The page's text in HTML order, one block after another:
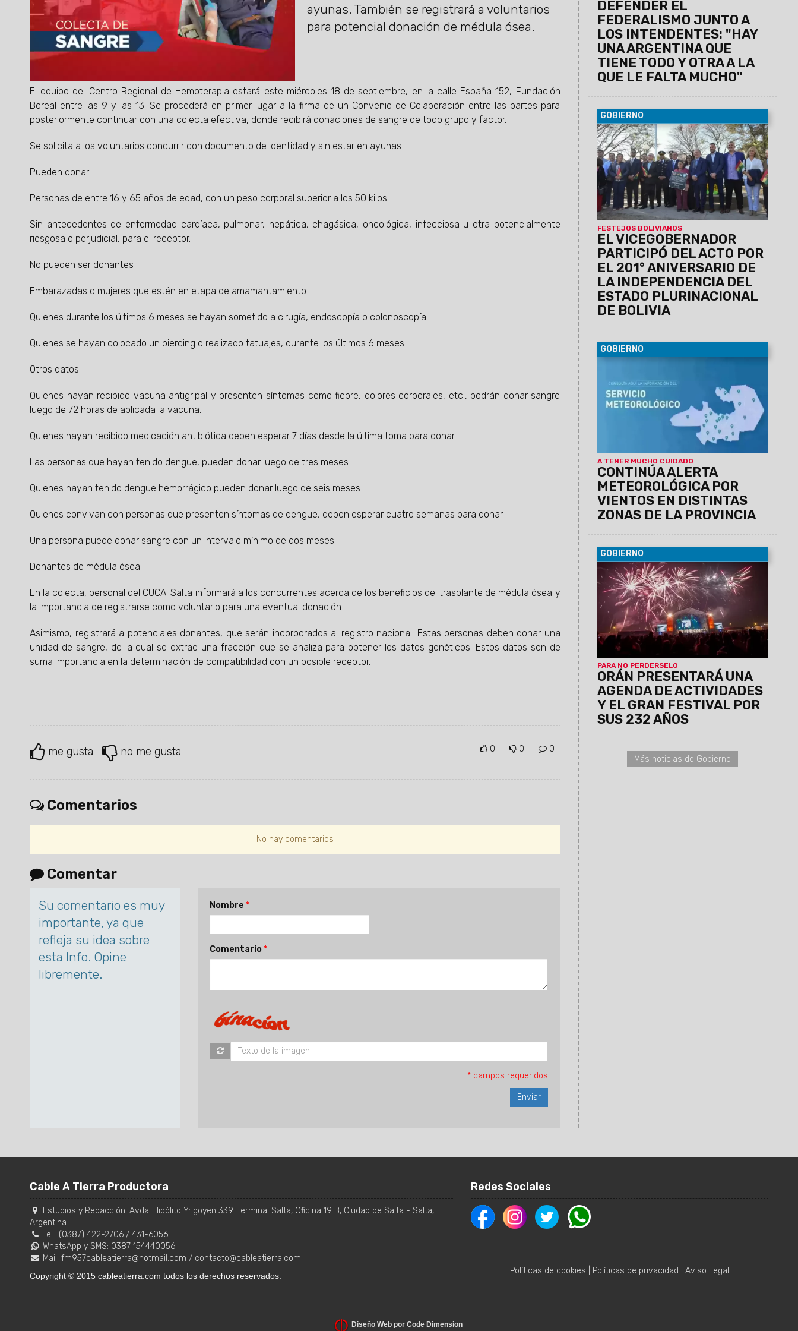
ayunas. También se registrará a voluntarios
para potencial donación de médula ósea.
El equipo del Centro Regional de Hemoterapia estará este miércoles 18 de septiembre, en la calle España 152, Fundación
Boreal entre las 9 y las 13. Se procederá en primer lugar a la firma de un Convenio de Colaboración entre las partes para
posteriormente continuar con una colecta efectiva, donde recibirá donaciones de sangre de todo grupo y factor.
Se solicita a los voluntarios concurrir con documento de identidad y sin estar en ayunas.
Pueden donar:
Personas de entre 16 y 65 años de edad, con un peso corporal superior a los 50 kilos.
Sin antecedentes de enfermedad cardíaca, pulmonar, hepática, chagásica, oncológica, infecciosa u otra potencialmente
riesgosa o perjudicial, para el receptor.
No pueden ser donantes
Embarazadas o mujeres que estén en etapa de amamantamiento
Quienes durante los últimos 6 meses se hayan sometido a cirugía, endoscopía o colonoscopía.
Quienes se hayan colocado un piercing o realizado tatuajes, durante los últimos 6 meses
Otros datos
Quienes hayan recibido vacuna antigripal y presenten síntomas como fiebre, dolores corporales, etc., podrán donar sangre
luego de 72 horas de aplicada la vacuna.
Quienes hayan recibido medicación antibiótica deben esperar 7 días desde la última toma para donar.
Las personas que hayan tenido dengue, pueden donar luego de tres meses.
Quienes hayan tenido dengue hemorrágico pueden donar luego de seis meses.
Quienes convivan con personas que presenten síntomas de dengue, deben esperar cuatro semanas para donar.
Una persona puede donar sangre con un intervalo mínimo de dos meses.
Donantes de médula ósea
En la colecta, personal del CUCAI Salta informará a los concurrentes acerca de los beneficios del trasplante de médula ósea y
la importancia de registrarse como voluntario para una eventual donación.
Asimismo, registrará a potenciales donantes, que serán incorporados al registro nacional. Estas personas deben donar una
unidad de sangre, de la cual se extrae una fracción que se analiza para obtener los datos genéticos. Estos datos son de
suma importancia en la determinación de compatibilidad con un posible receptor.
me gusta no me gusta 0 0 0
Comentarios
No hay comentarios
Comentar
Su comentario es muy
importante, ya que
refleja su idea sobre
esta Info. Opine
libremente.
Nombre
Comentario
* campos requeridos
DEFENDER EL
FEDERALISMO JUNTO A
LOS INTENDENTES: "HAY
UNA ARGENTINA QUE
TIENE TODO Y OTRA A LA
QUE LE FALTA MUCHO"
GOBIERNO
FESTEJOS BOLIVIANOS
EL VICEGOBERNADOR
PARTICIPÓ DEL ACTO POR
EL 201° ANIVERSARIO DE
LA INDEPENDENCIA DEL
ESTADO PLURINACIONAL
DE BOLIVIA
07/08/2026
Antonio Marocco
acompañó la conmemoración del
Consulado de Bolivia en Salta, donde se
destacó la histórica hermandad entre
ambos pueblos y el aporte de la
comunidad boliviana al desarrollo de la
provincia.
GOBIERNO
A TENER MUCHO CUIDADO
CONTINÚA ALERTA
METEOROLÓGICA POR
VIENTOS EN DISTINTAS
ZONAS DE LA PROVINCIA
la jornada de hoy jueves.
GOBIERNO
PARA NO PERDERSELO
ORÁN PRESENTARÁ UNA
AGENDA DE ACTIVIDADES
Y EL GRAN FESTIVAL POR
SUS 232 AÑOS
06/08/2026 La conferencia de prensa
se llevará a cabo este jueves 6 de
agosto, a las 11:30, en el Centro Cultural
América de Salta.
Más noticias de Gobierno
Cable A Tierra Productora
Estudios y Redacción: Avda. Hipólito Yrigoyen 339. Terminal Salta, Oficina 19 B, Ciudad de Salta - Salta,
Argentina
Tel.: (0387) 422-2706 / 431-6056
WhatsApp y SMS: 0387 154440056
Mail: fm957cableatierra@hotmail.com / contacto@cableatierra.com
Copyright © 2015 cableatierra.com todos los derechos reservados.
Redes Sociales
Políticas de cookies Políticas de privacidad |Aviso Legal
Diseño Web por Code Dimension